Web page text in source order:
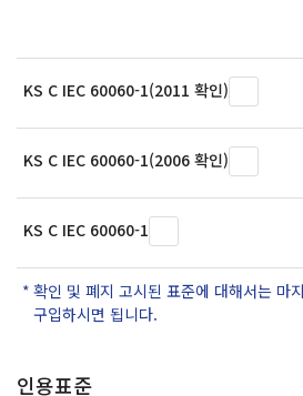
KS C IEC 60060-1(2011 확인)
KS C IEC 60060-1(2006 확인)
KS C IEC 60060-1
확인 및 폐지 고시된 표준에 대해서는 마
구입하시면 됩니다.
인용표준